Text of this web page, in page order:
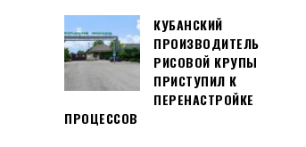
КУБАНСКИЙ
ПРОИЗВОДИТЕЛЬ
РИСОВОЙ КРУПЫ
ПРИСТУПИЛ К
ПЕРЕНАСТРОЙКЕ
ПРОЦЕССОВ